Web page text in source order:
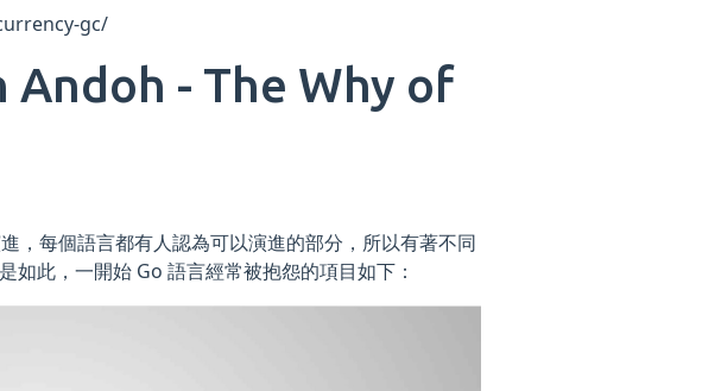
gc/
Andoh - The Why of
，每個語言都有人認為可以演進的部分，所以有著不同
如此，一開始 Go 語言經常被抱怨的項目如下：